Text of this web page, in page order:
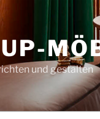
und gestalten